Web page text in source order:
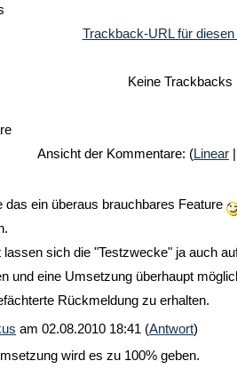
Trackback-URL für diesen
Keine Trackbacks
Ansicht der Kommentare: (Linear
das ein überaus brauchbares Feature
lassen sich die "Testzwecke" ja auch
und eine Umsetzung überhaupt
Rückmeldung zu erhalten.
am 02.08.2010 18:41 (Antwort)
wird es zu 100% geben.